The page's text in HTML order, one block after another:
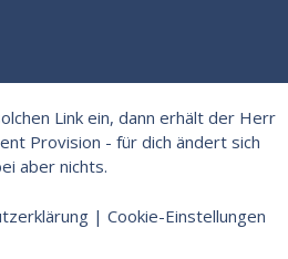
Link ein, dann erhält der Herr
Provision - für dich ändert sich
aber nichts.
| Cookie-Einstellungen